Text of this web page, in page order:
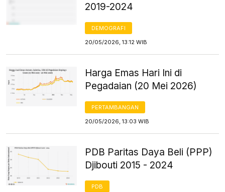
2019-2024
DEMOGRAFI
20/05/2026, 13:12 WIB
Harga Emas Hari Ini di
Pegadaian (20 Mei 2026)
PERTAMBANGAN
20/05/2026, 13:03 WIB
PDB Paritas Daya Beli (PPP)
Djibouti 2015 - 2024
PDB